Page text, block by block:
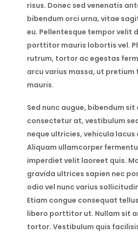
risus. Donec sed venenatis
bibendum orci urna, vitae
eu. Pellentesque tempor velit
porttitor mauris lobortis vel.
rutrum, tortor ac egestas
arcu varius massa, ut pretium
mauris.
Sed nunc augue, bibendum sit
consectetur at, vestibulum
neque ultricies, vehicula lacus
Aliquam ullamcorper
imperdiet velit laoreet quis.
gravida ultrices sapien nec
odio vel nunc varius
Etiam congue consequat
libero porttitor ut. Nullam sit
tortor. Vestibulum quis